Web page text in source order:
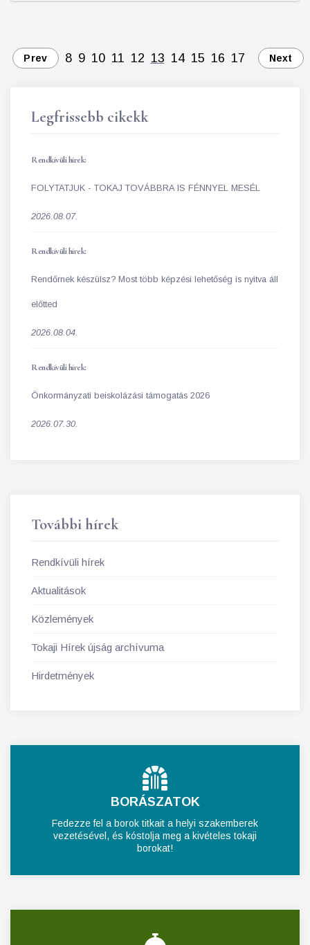
Prev 8 9 10 11 12 13 14 15 16 17 Next
Legfrissebb cikekk
Rendkívüli hírek:
FOLYTATJUK - TOKAJ TOVÁBBRA IS FÉNNYEL MESÉL
2026.08.07.
Rendkívüli hírek:
Rendőrnek készülsz? Most több képzési lehetőség is nyitva áll
előtted
2026.08.04.
Rendkívüli hírek:
Önkormányzati beiskolázási támogatás 2026
2026.07.30.
További hírek
Rendkívüli hírek
Aktualitások
Közlemények
Tokaji Hírek újság archívuma
Hirdetmények
BORÁSZATOK
Fedezze fel a borok titkait a helyi szakemberek
vezetésével, és kóstolja meg a kivételes tokaji
borokat!